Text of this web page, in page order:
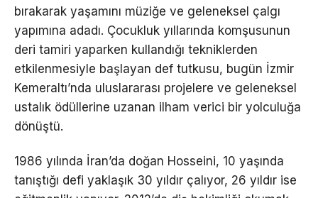
bırakarak yaşamını müziğe ve geleneksel çalgı
yapımına adadı. Çocukluk yıllarında komşusunun
deri tamiri yaparken kullandığı tekniklerden
etkilenmesiyle başlayan def tutkusu, bugün İzmir
Kemeraltı’nda uluslararası projelere ve geleneksel
ustalık ödüllerine uzanan ilham verici bir yolculuğa
dönüştü.
1986 yılında İran’da doğan Hosseini, 10 yaşında
tanıştığı defi yaklaşık 30 yıldır çalıyor, 26 yıldır ise